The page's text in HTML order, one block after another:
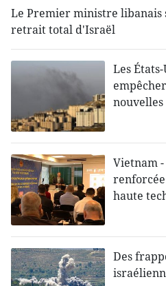
Le Premier ministre libanais
retrait total d'Israël
Les
Vietnam
haute
Des